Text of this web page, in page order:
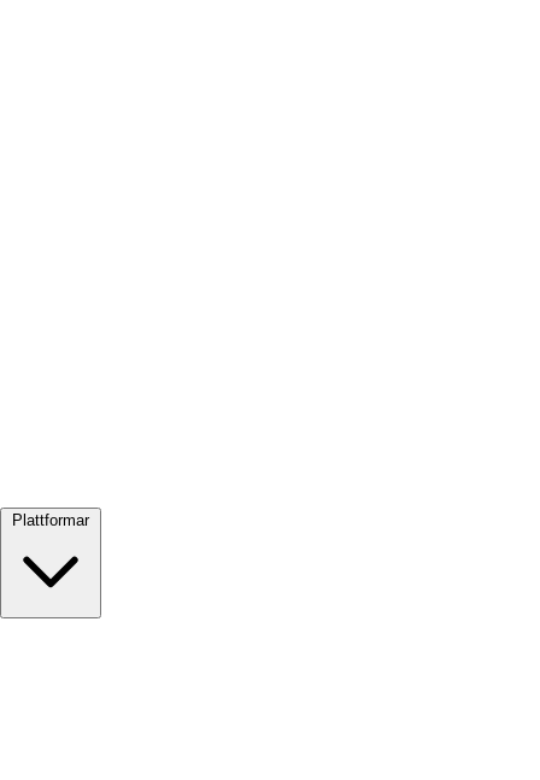
Plattformar